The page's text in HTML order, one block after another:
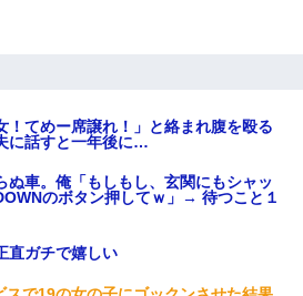
つけようと看護師になった。だけど
にひかれて看護師になれなくなった。
！てめー席譲れ！」と絡まれ腹を殴る
に話すと一年後に…
ぬ車。俺「もしもし、玄関にもシャッ
のボタン押してｗ」→ 待つこと１
直ガチで嬉しい